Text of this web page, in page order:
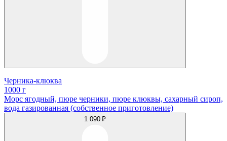
Черника-клюква
1000 г
Морс ягодный, пюре черники, пюре клюквы, сахарный сироп,
вода газированная (собственное приготовление)
1 090 ₽